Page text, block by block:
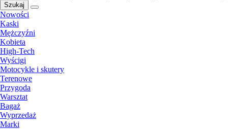
Szukaj
Nowości
Kaski
Mężczyźni
Kobieta
High-Tech
Wyścigi
Motocykle i skutery
Terenowe
Przygoda
Warsztat
Bagaż
Wyprzedaż
Marki